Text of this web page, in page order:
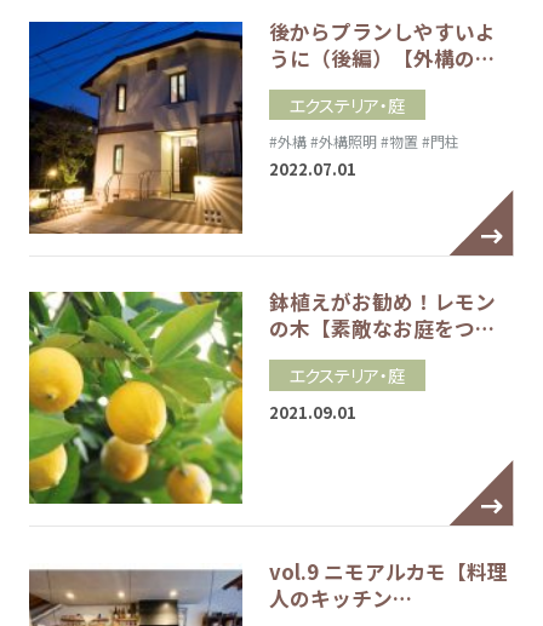
後からプランしやすいよ
うに（後編）【外構の…
エクステリア・庭
#外構#外構照明 #物置 #門柱
2022.07.01
鉢植えがお勧め！レモン
の木【素敵なお庭をつ…
エクステリア・庭
2021.09.01
vol.9 ニモアルカモ【料理
人のキッチン…